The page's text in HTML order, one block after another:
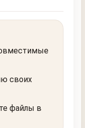
своих
файлы в